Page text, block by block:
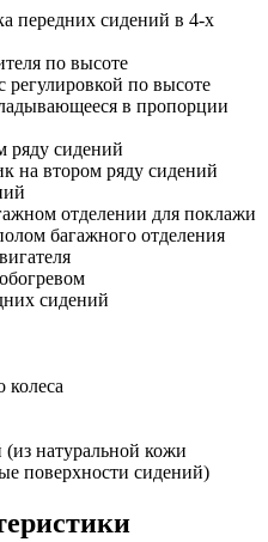
передних сидений в 4-х
по высоте
по высоте
в пропорции
ряду сидений
на втором ряду сидений
отделении для поклажи
багажного отделения
сидений
колеса
натуральной кожи
поверхности сидений)